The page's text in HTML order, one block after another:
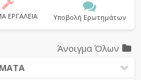
ΕΡΓΑΛΕΙΑ Υποβολή Ερωτημάτων
Άνοιγμα Όλων